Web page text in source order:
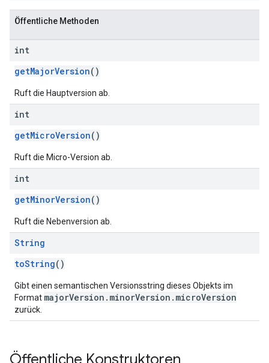
Öffentliche Methoden
int
getMajorVersion()
Ruft die Hauptversion ab.
int
getMicroVersion()
Ruft die Micro-Version ab.
int
getMinorVersion()
Ruft die Nebenversion ab.
String
toString()
Gibt einen semantischen Versionsstring dieses Objekts im
Format majorVersion.minorVersion.microVersion
zurück.
Öffentliche Konstruktoren